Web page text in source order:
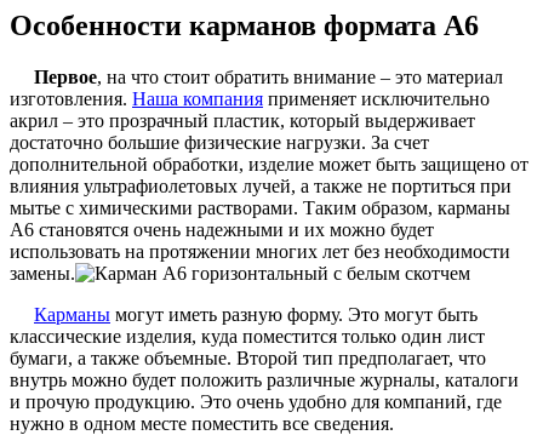
Особенности карманов формата А6
Первое, на что стоит обратить внимание – это материал
изготовления. Наша компания применяет исключительно
акрил – это прозрачный пластик, который выдерживает
достаточно большие физические нагрузки. За счет
дополнительной обработки, изделие может быть защищено от
влияния ультрафиолетовых лучей, а также не портиться при
мытье с химическими растворами. Таким образом, карманы
А6 становятся очень надежными и их можно будет
использовать на протяжении многих лет без необходимости
замены.
Карманы могут иметь разную форму. Это могут быть
классические изделия, куда поместится только один лист
бумаги, а также объемные. Второй тип предполагает, что
внутрь можно будет положить различные журналы, каталоги
и прочую продукцию. Это очень удобно для компаний, где
нужно в одном месте поместить все сведения.